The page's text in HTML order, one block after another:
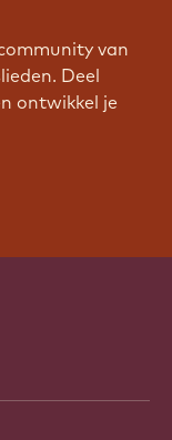
van
Deel
ontwikkel je